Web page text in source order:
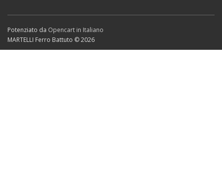
Potenziato da Opencart in Italiano
MARTELLI Ferro Battuto © 2026